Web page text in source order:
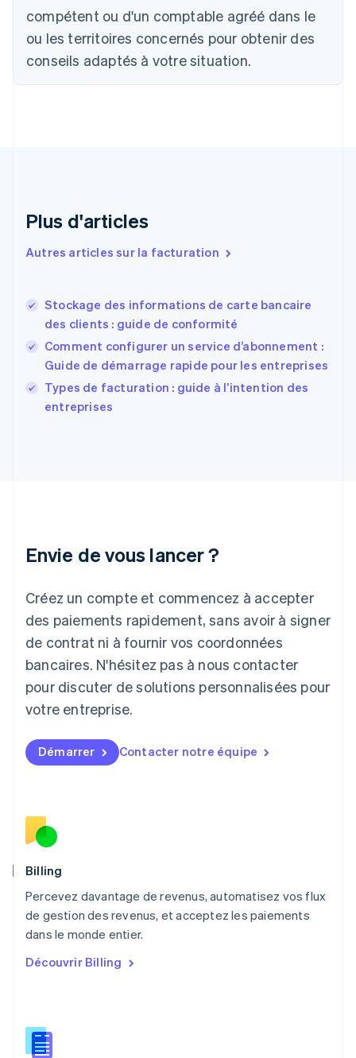
compétent ou d'un comptable agréé dans le
ou les territoires concernés pour obtenir des
conseils adaptés à votre situation.
Plus d'articles
Autres articles sur la facturation
Stockage des informations de carte bancaire
des clients : guide de conformité
Comment configurer un service d’abonnement :
Guide de démarrage rapide pour les entreprises
Types de facturation : guide à l’intention des
entreprises
Envie de vous lancer ?
Créez un compte et commencez à accepter
des paiements rapidement, sans avoir à signer
de contrat ni à fournir vos coordonnées
bancaires. N'hésitez pas à nous contacter
pour discuter de solutions personnalisées pour
votre entreprise.
Démarrer Contacter notre équipe
Billing
Percevez davantage de revenus, automatisez vos flux
de gestion des revenus, et acceptez les paiements
dans le monde entier.
Découvrir Billing
Canada
Chine continentale
简体中文English
Español English
English
Finlande
EnglishSvenska
FrançaisEnglish
Gibraltar
English
Grèce
English
Japon
Lettonie
English
Liechtenstein
DeutschEnglish
Lituanie
Luxembourg
FrançaisDeutschEnglish
English简体中文
Malte
English
Nouvelle-Zélande
English
NederlandsEnglish
Pologne
English
Português English
English
Roumanie